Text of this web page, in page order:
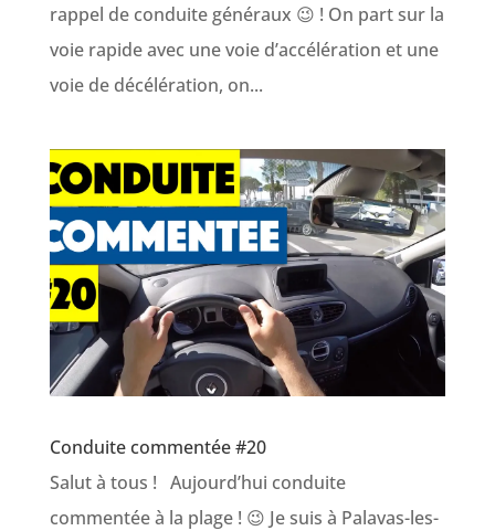
rappel de conduite généraux 😉 ! On part sur la
voie rapide avec une voie d’accélération et une
voie de décélération, on...
Conduite commentée #20
Salut à tous ! Aujourd’hui conduite
commentée à la plage ! 😉 Je suis à Palavas-les-